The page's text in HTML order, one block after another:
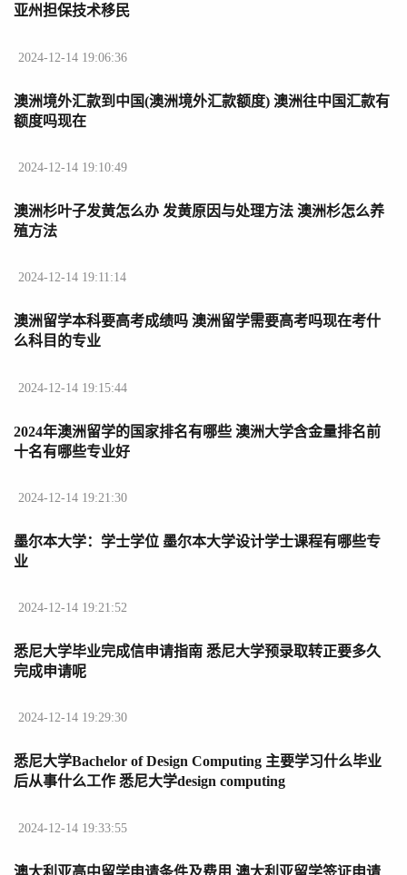
亚州担保技术移民
2024-12-14 19:06:36
澳洲境外汇款到中国(澳洲境外汇款额度) 澳洲往中国汇款有
额度吗现在
2024-12-14 19:10:49
澳洲杉叶子发黄怎么办 发黄原因与处理方法 澳洲杉怎么养
殖方法
2024-12-14 19:11:14
澳洲留学本科要高考成绩吗 澳洲留学需要高考吗现在考什
么科目的专业
2024-12-14 19:15:44
2024年澳洲留学的国家排名有哪些 澳洲大学含金量排名前
十名有哪些专业好
2024-12-14 19:21:30
墨尔本大学：学士学位 墨尔本大学设计学士课程有哪些专
业
2024-12-14 19:21:52
悉尼大学毕业完成信申请指南 悉尼大学预录取转正要多久
完成申请呢
2024-12-14 19:29:30
悉尼大学Bachelor of Design Computing 主要学习什么毕业
后从事什么工作 悉尼大学design computing
2024-12-14 19:33:55
澳大利亚高中留学申请条件及费用 澳大利亚留学签证申请